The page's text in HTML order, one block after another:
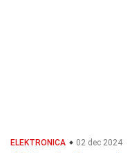
ELEKTRONICA 02 dec 2024